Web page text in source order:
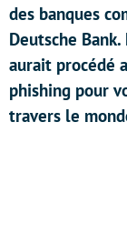
des banques
Deutsche
aurait procédé
phishing pour
travers le